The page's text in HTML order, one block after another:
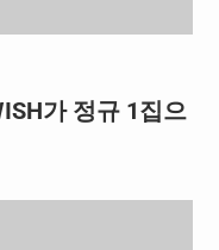
가 정규 1집으